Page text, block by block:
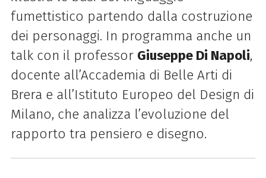
fumettistico partendo dalla costruzione
dei personaggi. In programma anche un
talk con il professor Giuseppe Di Napoli,
docente all’Accademia di Belle Arti di
Brera e all’Istituto Europeo del Design di
Milano, che analizza l’evoluzione del
rapporto tra pensiero e disegno.